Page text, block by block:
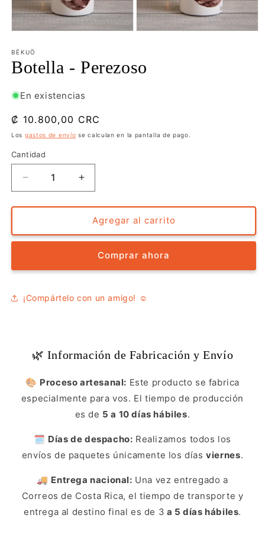
multimedia
1
en
modal
en
BËKUÖ
Botella - Perezoso
En existencias
Precio
habitual
₡ 10.800,00 CRC
Los gastos de envío se calculan en la pantalla de pago.
Cantidad
Reducir
cantidad
para
-
Perezoso
Aumentar
cantidad
para
Botella
-
Perezoso
Agregar al carrito
Comprar ahora
¡Compártelo con un amigo! ☺️
🌿 Información de Fabricación y Envío
🎨 Proceso artesanal: Este producto se fabrica
especialmente para vos. El tiempo de producción
es de 5 a 10 días hábiles.
🗓️ Días de despacho: Realizamos todos los
envíos de paquetes únicamente los díasviernes.
🚚 Entrega nacional: Una vez entregado a
Correos de Costa Rica, el tiempo de transporte y
entrega al destino final es de 3 a 5 días hábiles.